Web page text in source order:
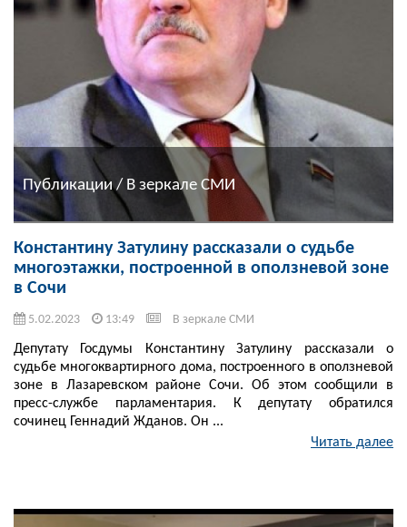
Публикации / В зеркале СМИ
Константину Затулину рассказали о судьбе
многоэтажки, построенной в оползневой зоне
в Сочи
5.02.2023 13:49 В зеркале СМИ
Депутату Госдумы Константину Затулину рассказали о
судьбе многоквартирного дома, построенного в оползневой
зоне в Лазаревском районе Сочи. Об этом сообщили в
пресс-службе парламентария. К депутату обратился
сочинец Геннадий Жданов. Он ...
Читать далее